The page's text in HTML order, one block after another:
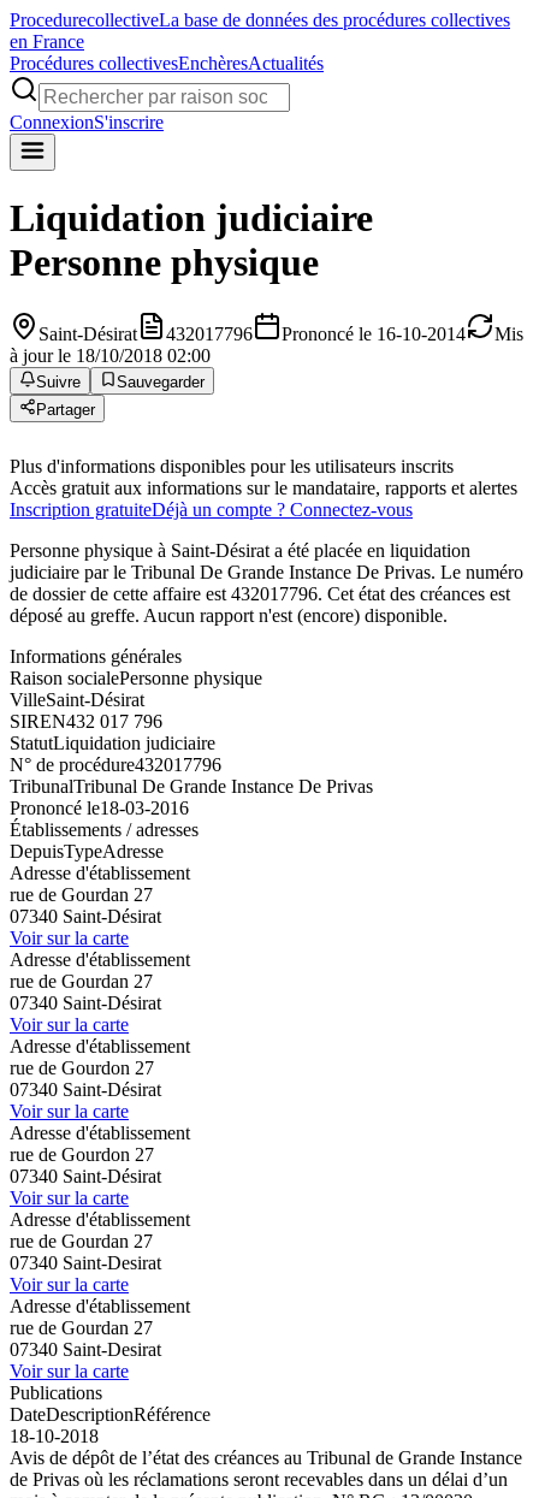
ProcedurecollectiveLa base de données des procédures collectives
en France
Procédures collectivesEnchèresActualités
ConnexionS'inscrire
Liquidation judiciaire
Personne physique
Saint-Désirat 432017796 Prononcé le 16-10-2014
Mis
à jour le 18/10/2018 02:00
Suivre
Sauvegarder
Partager
Plus d'informations disponibles pour les utilisateurs inscrits
Accès gratuit aux informations sur le mandataire, rapports et alertes
Inscription gratuiteDéjà un compte ? Connectez-vous
Personne physique à Saint-Désirat a été placée en liquidation
judiciaire par le Tribunal De Grande Instance De Privas. Le numéro
de dossier de cette affaire est 432017796. Cet état des créances est
déposé au greffe. Aucun rapport n'est (encore) disponible.
Informations générales
Raison socialePersonne physique
VilleSaint-Désirat
SIREN432 017 796
StatutLiquidation judiciaire
N° de procédure432017796
TribunalTribunal De Grande Instance De Privas
Prononcé le18-03-2016
Établissements / adresses
DepuisTypeAdresse
Adresse d'établissement
rue de Gourdan 27
07340 Saint-Désirat
Voir sur la carte
Adresse d'établissement
rue de Gourdan 27
07340 Saint-Désirat
Voir sur la carte
Adresse d'établissement
rue de Gourdon 27
07340 Saint-Désirat
Voir sur la carte
Adresse d'établissement
rue de Gourdon 27
07340 Saint-Désirat
Voir sur la carte
Adresse d'établissement
rue de Gourdan 27
07340 Saint-Desirat
Voir sur la carte
Adresse d'établissement
rue de Gourdan 27
07340 Saint-Desirat
Voir sur la carte
Publications
DateDescriptionRéférence
18-10-2018
Avis de dépôt de l’état des créances au Tribunal de Grande Instance
de Privas où les réclamations seront recevables dans un délai d’un